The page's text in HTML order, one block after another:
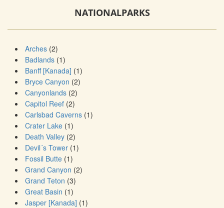
NATIONALPARKS
Arches (2)
Badlands (1)
Banff [Kanada] (1)
Bryce Canyon (2)
Canyonlands (2)
Capitol Reef (2)
Carlsbad Caverns (1)
Crater Lake (1)
Death Valley (2)
Devil´s Tower (1)
Fossil Butte (1)
Grand Canyon (2)
Grand Teton (3)
Great Basin (1)
Jasper [Kanada] (1)